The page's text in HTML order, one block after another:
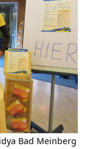
Bad Meinberg